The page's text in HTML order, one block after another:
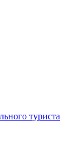
туриста